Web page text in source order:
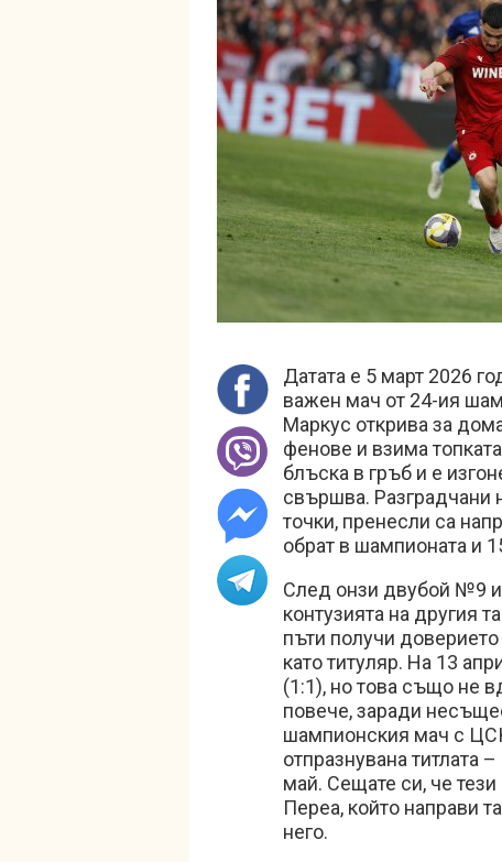
Датата е 5 март 2026
важен мач от 24-ия
Маркус открива за
фенове и взима
блъска в гръб и е
свършва. Разградчани
точки, пренесли са
обрат в шампионата и
След онзи двубой №9
контузията на другия
пъти получи
като титуляр. На 13
(1:1), но това също не
повече, заради
шампионския мач с
отпразнувана титлата
май. Сещате си, че
Переа, който направи
него.